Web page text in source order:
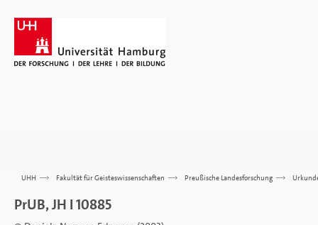
UHH >>> Fakultät für Geisteswissenschaften >>> Preußische Landesforschung >>>
PrUB, JH I 10885